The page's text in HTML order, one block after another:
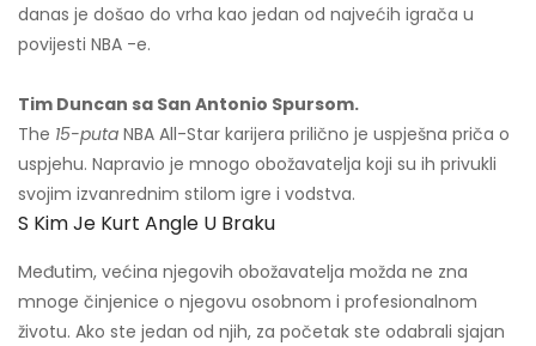
danas je došao do vrha kao jedan od najvećih igrača u
povijesti NBA -e.
Tim Duncan sa San Antonio Spursom.
The 15-puta NBA All-Star karijera prilično je uspješna priča o
uspjehu. Napravio je mnogo obožavatelja koji su ih privukli
svojim izvanrednim stilom igre i vodstva.
S Kim Je Kurt Angle U Braku
Međutim, većina njegovih obožavatelja možda ne zna
mnoge činjenice o njegovu osobnom i profesionalnom
životu. Ako ste jedan od njih, za početak ste odabrali sjajan